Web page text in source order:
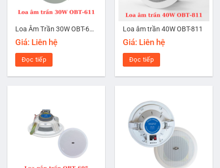
Loa Âm Trần 30W OBT-611
Giá: Liên hệ
Đọc tiếp
Loa âm trần 40W OBT-811
Giá: Liên hệ
Đọc tiếp